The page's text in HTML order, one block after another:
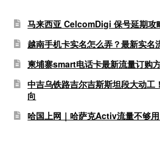
马来西亚 CelcomDigi 保号延期攻
越南手机卡实名怎么弄？最新实名
柬埔寨smart电话卡最新流量订购
中吉乌铁路吉尔吉斯斯坦段大动工
向
哈国上网｜哈萨克Activ流量不够